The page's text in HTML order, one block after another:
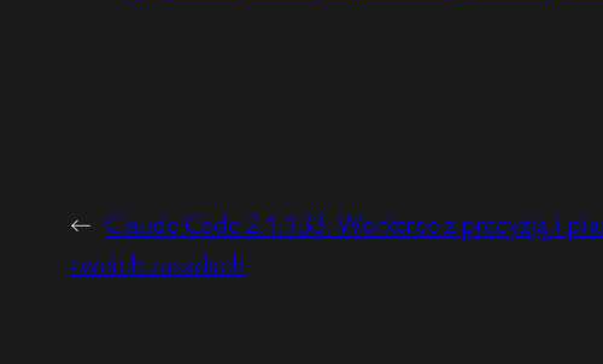
← Claude Code 2.1.133: Worktree z precyzją i
twoich zasadach